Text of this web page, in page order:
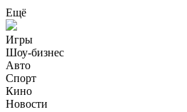
Ещё
Игры
Шоу-бизнес
Авто
Спорт
Кино
Новости